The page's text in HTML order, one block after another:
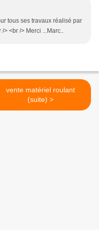
tous ses travaux réalisé par
> <br /> Merci ...Marc..
vente matériel roulant
(suite) >